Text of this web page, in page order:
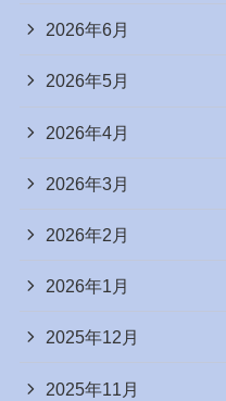
2026年6月
2026年5月
2026年4月
2026年3月
2026年2月
2026年1月
2025年12月
2025年11月